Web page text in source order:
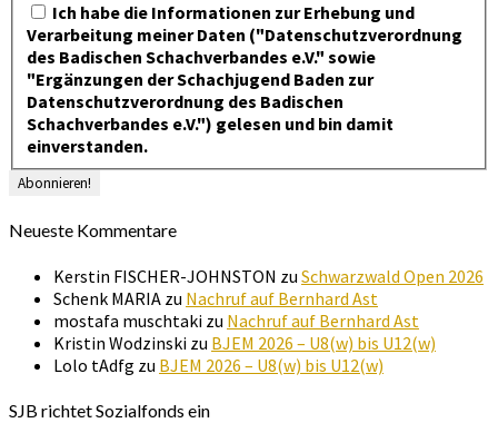
Ich habe die Informationen zur Erhebung und
Verarbeitung meiner Daten ("Datenschutzverordnung
des Badischen Schachverbandes e.V." sowie
"Ergänzungen der Schachjugend Baden zur
Datenschutzverordnung des Badischen
Schachverbandes e.V.") gelesen und bin damit
einverstanden.
Neueste Kommentare
Kerstin FISCHER-JOHNSTON zu Schwarzwald Open 2026
Schenk MARIA zu Nachruf auf Bernhard Ast
mostafa muschtaki zu Nachruf auf Bernhard Ast
Kristin Wodzinski zu BJEM 2026 – U8(w) bis U12(w)
Lolo tAdfg zu BJEM 2026 – U8(w) bis U12(w)
SJB richtet Sozialfonds ein